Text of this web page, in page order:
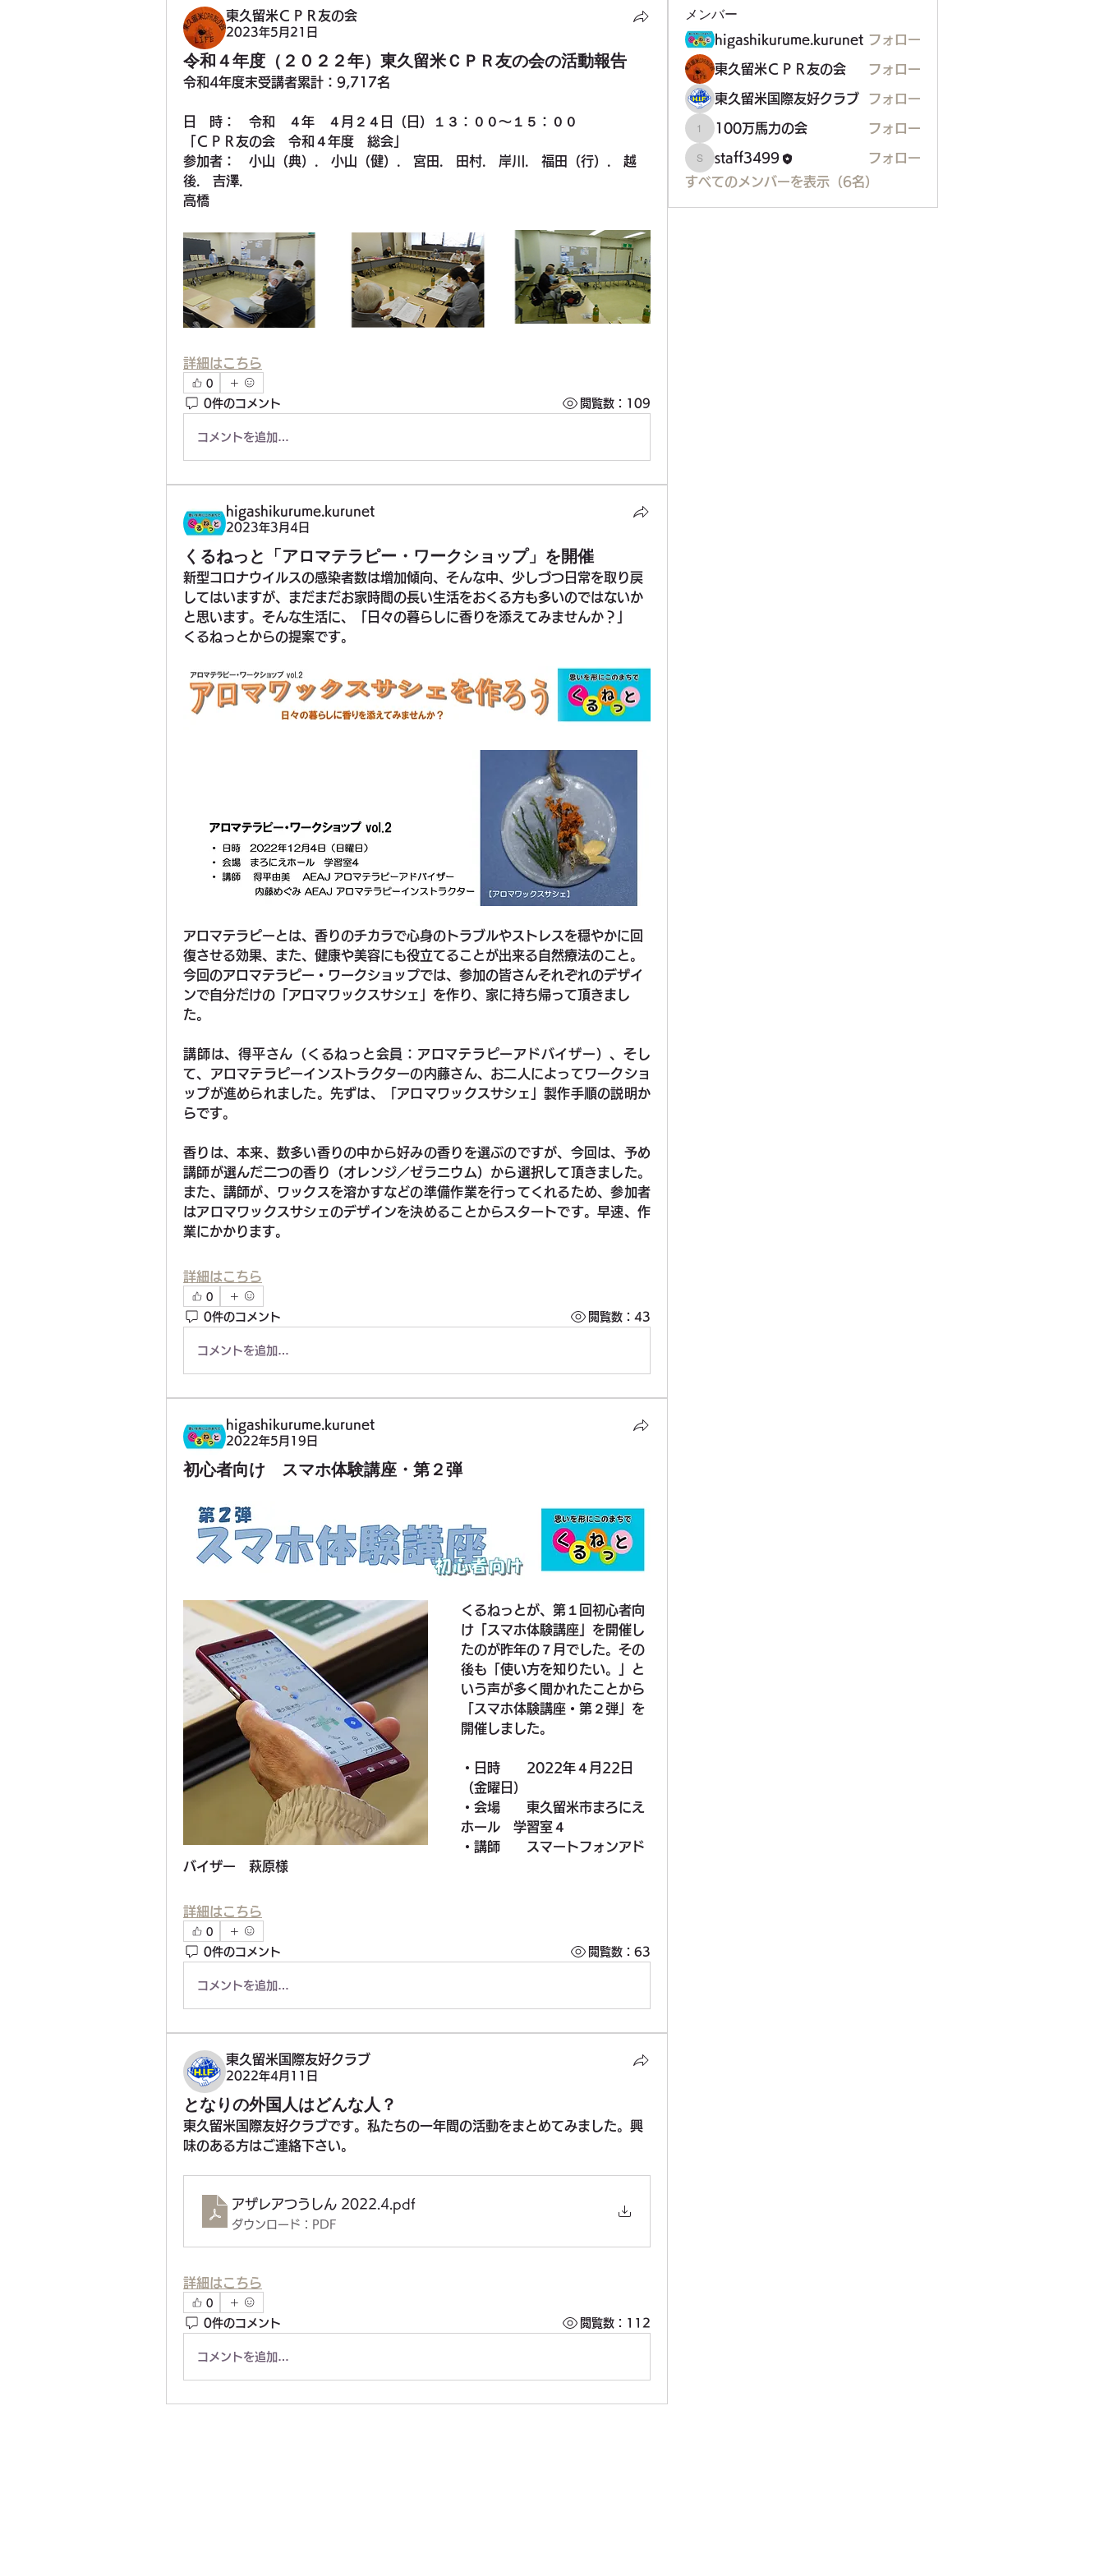
東久留米ＣＰＲ友の会
2023年5月21日
令和４年度（２０２２年）東久留米ＣＰＲ友の会の活動報告
令和4年度末受講者累計：9,717名
日　時：　令和　４年　４月２４日（日）１３：００～１５：００
「ＣＰＲ友の会　令和４年度　総会」
参加者：　小山（典）.　小山（健）.　宮田.　田村.　岸川.　福田（行）.　越
後.　吉澤.
高橋
詳細はこちら
0
0件のコメント 閲覧数：109
コメントを追加…
higashikurume.kurunet
2023年3月4日
くるねっと「アロマテラピー・ワークショップ」を開催
新型コロナウイルスの感染者数は増加傾向、そんな中、少しづつ日常を取り戻
してはいますが、まだまだお家時間の長い生活をおくる方も多いのではないか
と思います。そんな生活に、「日々の暮らしに香りを添えてみませんか？」
くるねっとからの提案です。
アロマテラピーとは、香りのチカラで心身のトラブルやストレスを穏やかに回
復させる効果、また、健康や美容にも役立てることが出来る自然療法のこと。
今回のアロマテラピー・ワークショップでは、参加の皆さんそれぞれのデザイ
ンで自分だけの「アロマワックスサシェ」を作り、家に持ち帰って頂きまし
た。
講師は、得平さん（くるねっと会員：アロマテラピーアドバイザー）、そし
て、アロマテラピーインストラクターの内藤さん、お二人によってワークショ
ップが進められました。先ずは、「アロマワックスサシェ」製作手順の説明か
らです。
香りは、本来、数多い香りの中から好みの香りを選ぶのですが、今回は、予め
講師が選んだ二つの香り（オレンジ／ゼラニウム）から選択して頂きました。
また、講師が、ワックスを溶かすなどの準備作業を行ってくれるため、参加者
はアロマワックスサシェのデザインを決めることからスタートです。早速、作
業にかかります。
詳細はこちら
0
0件のコメント 閲覧数：43
コメントを追加…
higashikurume.kurunet
2022年5月19日
初心者向け スマホ体験講座・第２弾
くるねっとが、第１回初心者向
け「スマホ体験講座」を開催し
たのが昨年の７月でした。その
後も「使い方を知りたい。」と
いう声が多く聞かれたことから
「スマホ体験講座・第２弾」を
開催しました。
・日時　　2022年４月22日
（金曜日）
・会場　　東久留米市まろにえ
ホール　学習室４
・講師　　スマートフォンアド
バイザー　萩原様
詳細はこちら
0
0件のコメント 閲覧数：63
コメントを追加…
東久留米国際友好クラブ
2022年4月11日
となりの外国人はどんな人？
東久留米国際友好クラブです。私たちの一年間の活動をまとめてみました。興
味のある方はご連絡下さい。
アザレアつうしん 2022.4 .pdf
ダウンロード：PDF
詳細はこちら
0
0件のコメント 閲覧数：112
コメントを追加…
メンバー
higashikurume.kurunet フォロー
東久留米ＣＰＲ友の会 フォロー
東久留米国際友好クラブ フォロー
100万馬力の会
100万馬力の会 フォロー
staff3499
staff3499
フォロー
すべてのメンバーを表示（6名）